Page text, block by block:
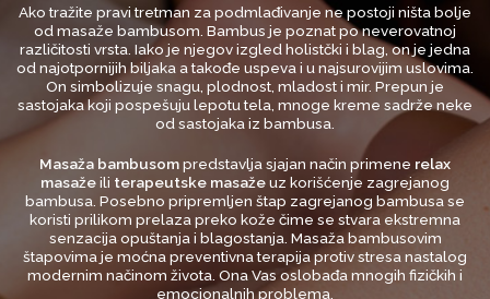
Ako tražite pravi tretman za podmlađivanje ne postoji ništa bolje
od masaže bambusom. Bambus je poznat po neverovatnoj
različitosti vrsta. Iako je njegov izgled holistčki i blag, on je jedna
od najotpornijih biljaka a takođe uspeva i u najsurovijim uslovima.
On simbolizuje snagu, plodnost, mladost i mir. Prepun je
sastojaka koji pospešuju lepotu tela, mnoge kreme sadrže neke
od sastojaka iz bambusa.
Masaža bambusompredstavlja sjajan način primene relax
masažeili terapeutske masažeuz korišćenje zagrejanog
bambusa. Posebno pripremljen štap zagrejanog bambusa se
koristi prilikom prelaza preko kože čime se stvara ekstremna
senzacija opuštanja i blagostanja. Masaža bambusovim
štapovima je moćna preventivna terapija protiv stresa nastalog
modernim načinom života. Ona Vas oslobađa mnogih fizičkih i
emocionalnih problema.